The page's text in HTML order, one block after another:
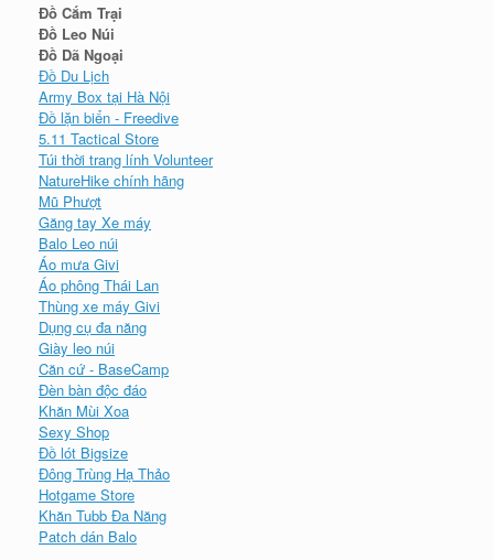
Đồ Cắm Trại
Đồ Leo Núi
Đồ Dã Ngoại
Đồ Du Lịch
Army Box tại Hà Nội
Đồ lặn biển - Freedive
5.11 Tactical Store
Túi thời trang lính Volunteer
NatureHike chính hãng
Mũ Phượt
Găng tay Xe máy
Balo Leo núi
Áo mưa Givi
Áo phông Thái Lan
Thùng xe máy Givi
Dụng cụ đa năng
Giày leo núi
Căn cứ - BaseCamp
Đèn bàn độc đáo
Khăn Mùi Xoa
Sexy Shop
Đồ lót Bigsize
Đông Trùng Hạ Thảo
Hotgame Store
Khăn Tubb Đa Năng
Patch dán Balo